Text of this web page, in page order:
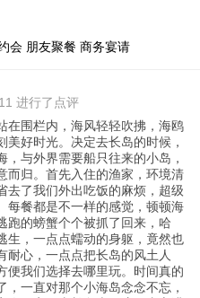
会 朋友聚餐 商务宴请
进行了点评
在围栏内，海风轻轻吹拂，海鸥
好时光。决定去长岛的时候，
与外界需要船只往来的小岛，
而归。首先入住的渔家，环境清
去了我们外出吃饭的麻烦，超级
每餐都是不一样的感觉，顿顿海
跑的螃蟹个个被抓了回来，哈
生，一点点蠕动的身躯，竟然也
耐心，一点点把长岛的风土人
便我们选择去哪里玩。时间真的
一直对那个小海岛念念不忘，